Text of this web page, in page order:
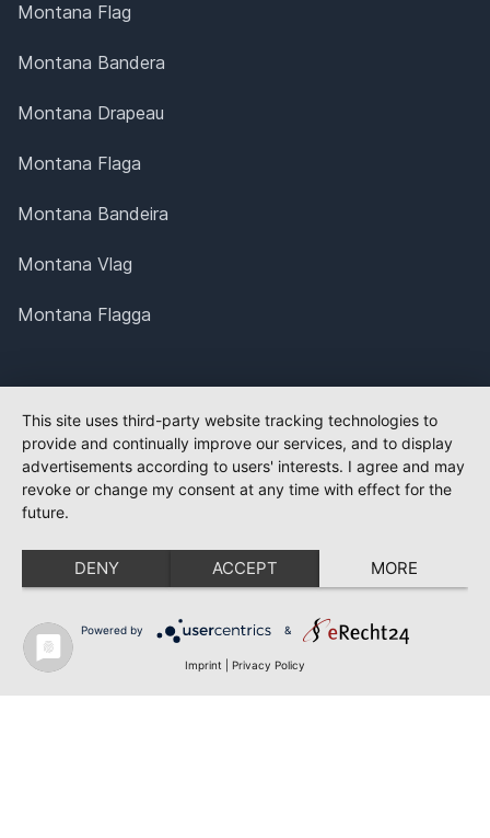
Montana Flag
Montana Bandera
Montana Drapeau
Montana Flaga
Montana Bandeira
Montana Vlag
Montana Flagga
This site uses third-party website tracking technologies to
provide and continually improve our services, and to display
advertisements according to users' interests. I agree and may
revoke or change my consent at any time with effect for the
future.
DENY ACCEPT MORE
Powered by &
Imprint Privacy Policy